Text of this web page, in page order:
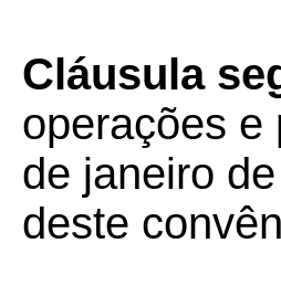
Cláusula
operações e
de janeiro
deste